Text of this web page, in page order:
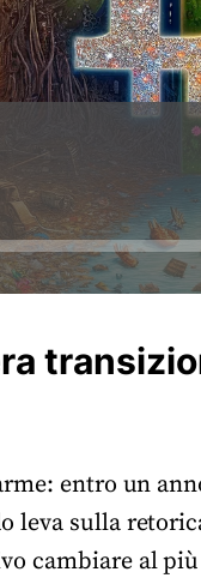
entro un
leva sulla
cambiare al